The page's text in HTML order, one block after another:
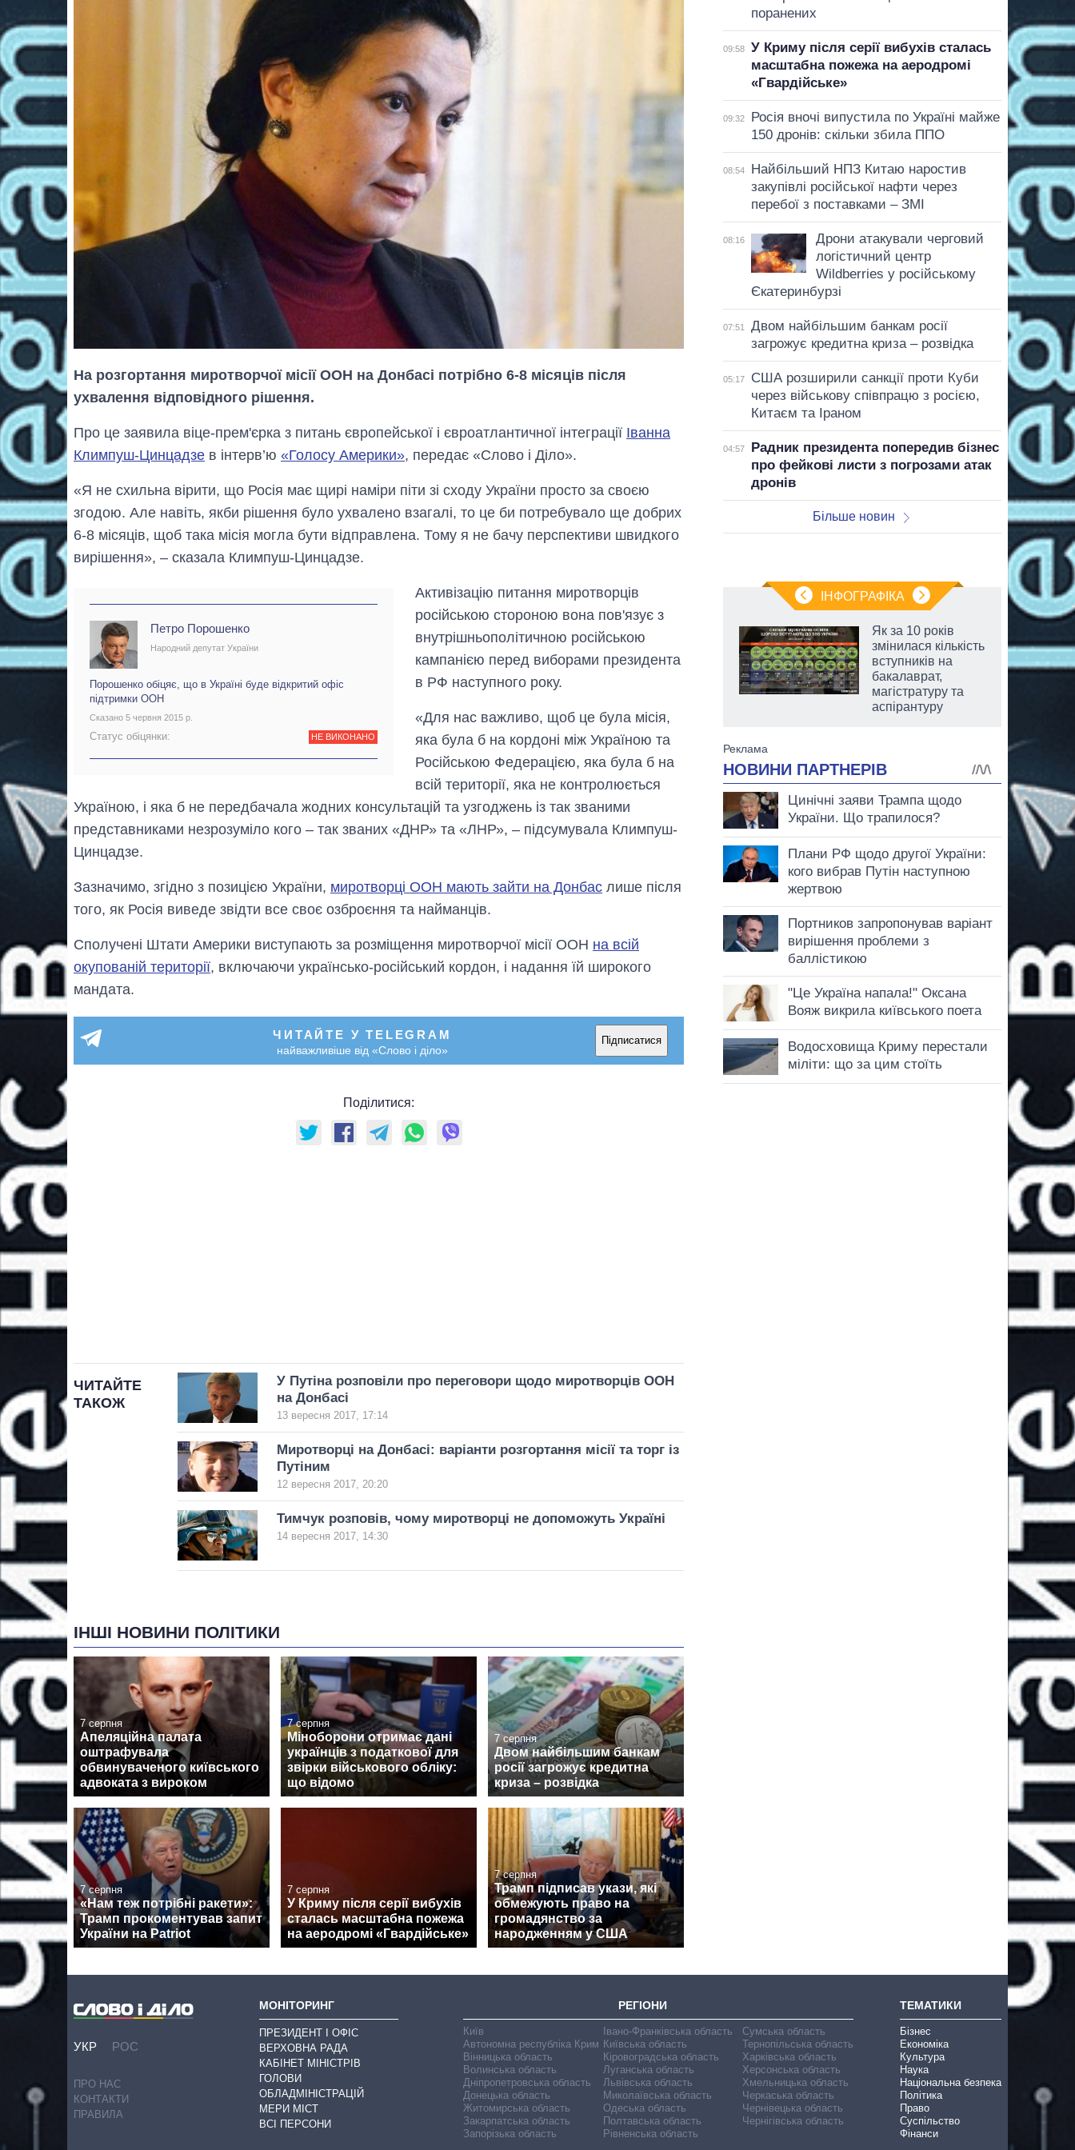
На розгортання миротворчої місії ООН на Донбасі потрібно 6-8 місяців після
ухвалення відповідного рішення.
Про це заявила віце-прем'єрка з питань європейської і євроатлантичної інтеграції Іванна
Климпуш-Цинцадзе в інтерв’ю «Голосу Америки», передає «Слово і Діло».
«Я не схильна вірити, що Росія має щирі наміри піти зі сходу України просто за своєю
згодою. Але навіть, якби рішення було ухвалено взагалі, то це би потребувало ще добрих
6-8 місяців, щоб така місія могла бути відправлена. Тому я не бачу перспективи швидкого
вирішення», – сказала Климпуш-Цинцадзе.
Петро Порошенко
Народний депутат України
Порошенко обіцяє, що в Україні буде відкритий офіс
підтримки ООН
Сказано 5 червня 2015 р.
Статус обіцянки: НЕ ВИКОНАНО
Активізацію питання миротворців
російською стороною вона пов'язує з
внутрішньополітичною російською
кампанією перед виборами президента
в РФ наступного року.
«Для нас важливо, щоб це була місія,
яка була б на кордоні між Україною та
Російською Федерацією, яка була б на
всій території, яка не контролюється
Україною, і яка б не передбачала жодних консультацій та узгоджень із так званими
представниками незрозуміло кого – так званих «ДНР» та «ЛНР», – підсумувала Климпуш-
Цинцадзе.
Зазначимо, згідно з позицією України, миротворці ООН мають зайти на Донбас лише після
того, як Росія виведе звідти все своє озброєння та найманців.
Сполучені Штати Америки виступають за розміщення миротворчої місії ООН на всій
окупованій території, включаючи українсько-російський кордон, і надання їй широкого
мандата.
ЧИТАЙТЕ У TELEGRAM
найважливіше від «Слово і діло»
Підписатися
Поділитися:
ЧИТАЙТЕ
ТАКОЖ
У Путіна розповіли про переговори щодо миротворців ООН
на Донбасі
13 вересня 2017, 17:14
Миротворці на Донбасі: варіанти розгортання місії та торг із
Путіним
12 вересня 2017, 20:20
Тимчук розповів, чому миротворці не допоможуть Україні
14 вересня 2017, 14:30
ІНШІ НОВИНИ ПОЛІТИКИ
7 серпня
Апеляційна палата
оштрафувала
обвинуваченого київського
адвоката з вироком
7 серпня
Міноборони отримає дані
українців з податкової для
звірки військового обліку:
що відомо
7 серпня
Двом найбільшим банкам
росії загрожує кредитна
криза – розвідка
7 серпня
«Нам теж потрібні ракети»:
Трамп прокоментував запит
України на Patriot
7 серпня
У Криму після серії вибухів
сталась масштабна пожежа
на аеродромі «Гвардійське»
7 серпня
Трамп підписав укази, які
обмежують право на
громадянство за
народженням у США
поранених
09:58
У Криму після серії вибухів сталась
масштабна пожежа на аеродромі
«Гвардійське»
09:32
Росія вночі випустила по Україні майже
150 дронів: скільки збила ППО
08:54
Найбільший НПЗ Китаю наростив
закупівлі російської нафти через
перебої з поставками – ЗМІ
08:16
Дрони атакували черговий
логістичний центр
Wildberries у російському
Єкатеринбурзі
07:51
Двом найбільшим банкам росії
загрожує кредитна криза – розвідка
05:17
США розширили санкції проти Куби
через військову співпрацю з росією,
Китаєм та Іраном
04:57
Радник президента попередив бізнес
про фейкові листи з погрозами атак
дронів
Більше новин
ІНФОГРАФІКА
Скільки картоплі
вирощували в
Україні до і під час
Як за 10 років
змінилася кількість
вступників на
бакалаврат,
магістратуру та
аспірантуру
УКР РОС
ПРО НАС
КОНТАКТИ
ПРАВИЛА
МОНІТОРИНГ
ПРЕЗИДЕНТ І ОФІС
ВЕРХОВНА РАДА
КАБІНЕТ МІНІСТРІВ
ГОЛОВИ
ОБЛАДМІНІСТРАЦІЙ
МЕРИ МІСТ
ВСІ ПЕРСОНИ
РЕГІОНИ
Київ
Автономна республіка Крим
Вінницька область
Волинська область
Дніпропетровська область
Донецька область
Житомирська область
Закарпатська область
Запорізька область
Івано-Франківська область
Київська область
Кіровоградська область
Луганська область
Львівська область
Миколаївська область
Одеська область
Полтавська область
Рівненська область
Сумська область
Тернопільська область
Харківська область
Херсонська область
Хмельницька область
Черкаська область
Чернівецька область
Чернігівська область
ТЕМАТИКИ
Бізнес
Економіка
Культура
Наука
Національна безпека
Політика
Право
Суспільство
Фінанси